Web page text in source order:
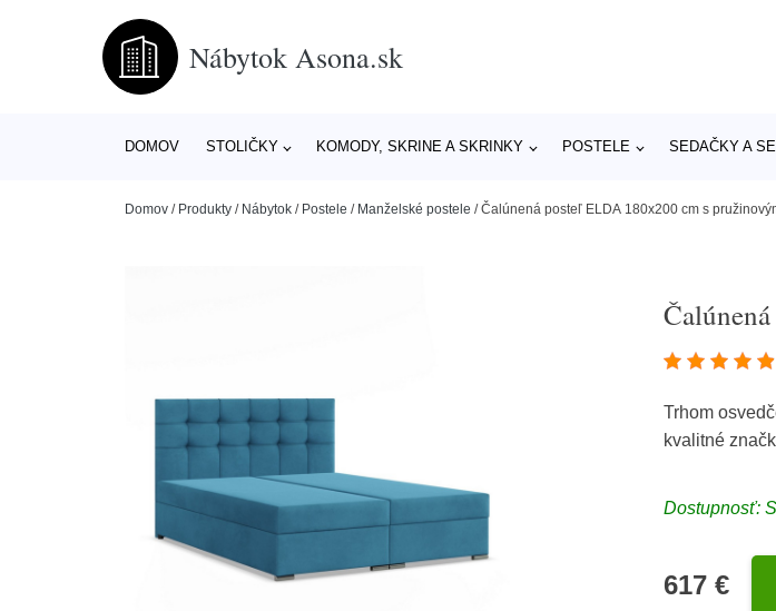
Nábytok Asona.sk
DOMOV STOLIČKY KOMODY, SKRINE A SKRINKY POSTELE SEDAČKY A
Domov / Produkty / Nábytok / Postele / Manželské postele /Čalúnená posteľ ELDA 180x200 cm s
Trhom
kvalitné
Dostupnosť:
617 €